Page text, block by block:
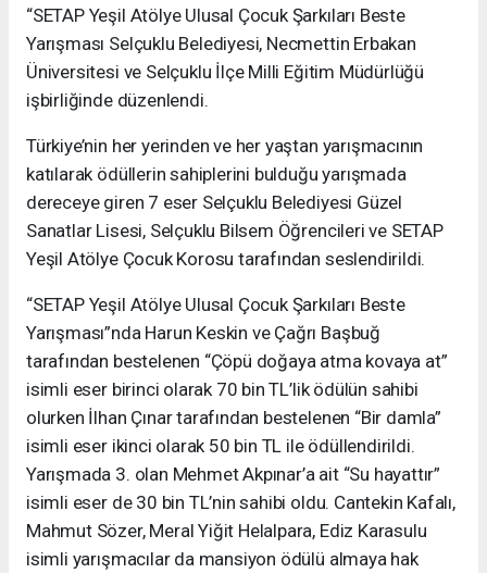
“SETAP Yeşil Atölye Ulusal Çocuk Şarkıları Beste
Yarışması Selçuklu Belediyesi, Necmettin Erbakan
Üniversitesi ve Selçuklu İlçe Milli Eğitim Müdürlüğü
işbirliğinde düzenlendi.
Türkiye’nin her yerinden ve her yaştan yarışmacının
katılarak ödüllerin sahiplerini bulduğu yarışmada
dereceye giren 7 eser Selçuklu Belediyesi Güzel
Sanatlar Lisesi, Selçuklu Bilsem Öğrencileri ve SETAP
Yeşil Atölye Çocuk Korosu tarafından seslendirildi.
“SETAP Yeşil Atölye Ulusal Çocuk Şarkıları Beste
Yarışması”nda Harun Keskin ve Çağrı Başbuğ
tarafından bestelenen “Çöpü doğaya atma kovaya at”
isimli eser birinci olarak 70 bin TL’lik ödülün sahibi
olurken İlhan Çınar tarafından bestelenen “Bir damla”
isimli eser ikinci olarak 50 bin TL ile ödüllendirildi.
Yarışmada 3. olan Mehmet Akpınar’a ait “Su hayattır”
isimli eser de 30 bin TL’nin sahibi oldu. Cantekin Kafalı,
Mahmut Sözer, Meral Yiğit Helalpara, Ediz Karasulu
isimli yarışmacılar da mansiyon ödülü almaya hak